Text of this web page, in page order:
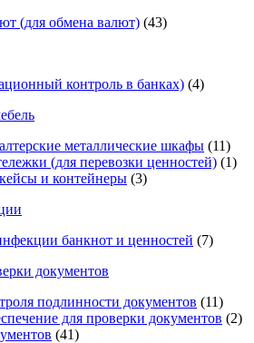
(для обмена валют) (43)
контроль в банках) (4)
металлические шкафы (11)
(для перевозки ценностей) (1)
и контейнеры (3)
банкнот и ценностей (7)
документов
подлинности документов (11)
для проверки документов (2)
(41)